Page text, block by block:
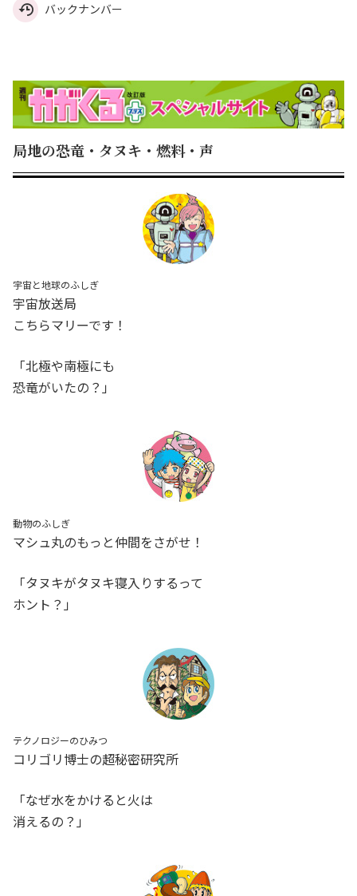
バックナンバー
局地の恐竜・タヌキ・燃料・声
宇宙と地球のふしぎ
宇宙放送局
こちらマリーです！
「北極や南極にも
恐竜がいたの？」
動物のふしぎ
マシュ丸のもっと仲間をさがせ！
「タヌキがタヌキ寝入りするって
ホント？」
テクノロジーのひみつ
コリゴリ博士の超秘密研究所
「なぜ水をかけると火は
消えるの？」